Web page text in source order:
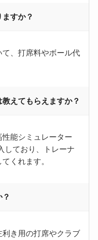
すか？
、打席料やボール代
えてもらえますか？
能シミュレーター
しており、トレーナ
くれます。
き用の打席やクラブ